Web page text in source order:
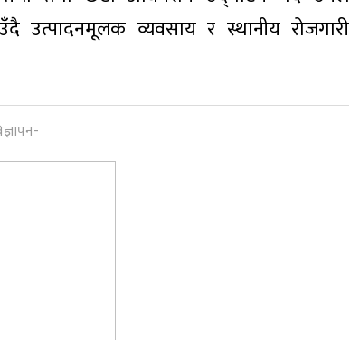
उत्पादनमूलक व्यवसाय र स्थानीय रोजगारी